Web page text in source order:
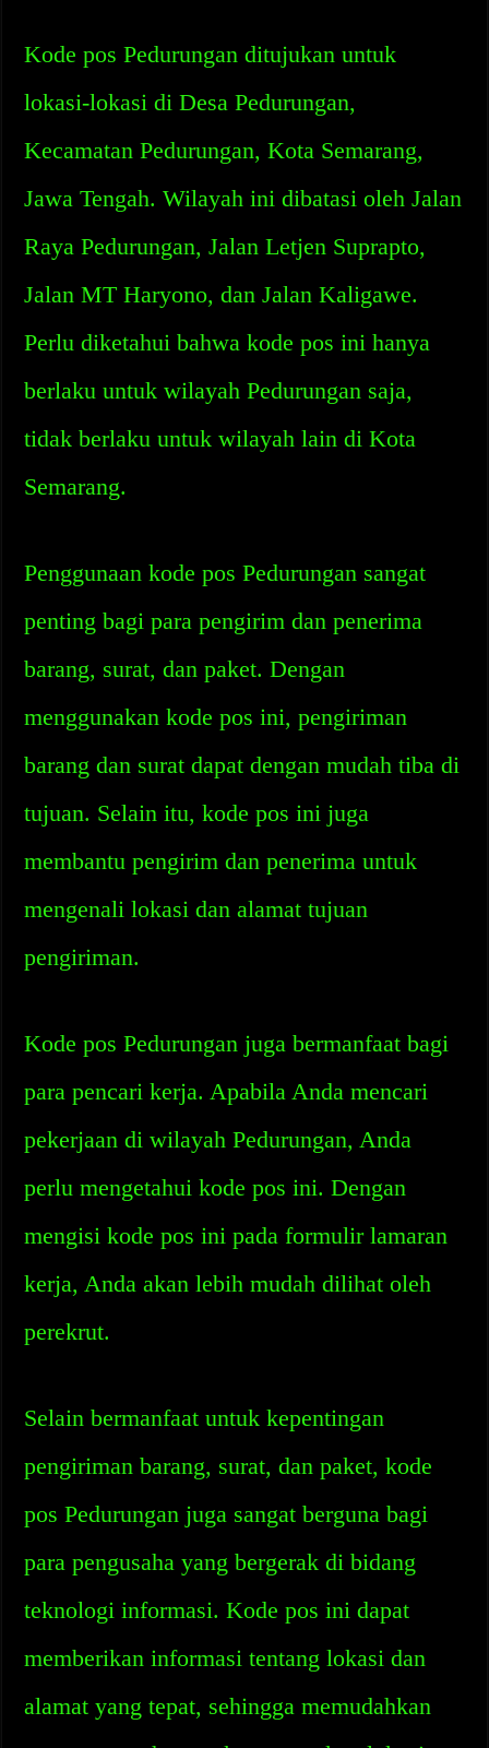
Kode pos Pedurungan ditujukan untuk
lokasi-lokasi di Desa Pedurungan,
Kecamatan Pedurungan, Kota Semarang,
Jawa Tengah. Wilayah ini dibatasi oleh Jalan
Raya Pedurungan, Jalan Letjen Suprapto,
Jalan MT Haryono, dan Jalan Kaligawe.
Perlu diketahui bahwa kode pos ini hanya
berlaku untuk wilayah Pedurungan saja,
tidak berlaku untuk wilayah lain di Kota
Semarang.
Penggunaan kode pos Pedurungan sangat
penting bagi para pengirim dan penerima
barang, surat, dan paket. Dengan
menggunakan kode pos ini, pengiriman
barang dan surat dapat dengan mudah tiba di
tujuan. Selain itu, kode pos ini juga
membantu pengirim dan penerima untuk
mengenali lokasi dan alamat tujuan
pengiriman.
Kode pos Pedurungan juga bermanfaat bagi
para pencari kerja. Apabila Anda mencari
pekerjaan di wilayah Pedurungan, Anda
perlu mengetahui kode pos ini. Dengan
mengisi kode pos ini pada formulir lamaran
kerja, Anda akan lebih mudah dilihat oleh
perekrut.
Selain bermanfaat untuk kepentingan
pengiriman barang, surat, dan paket, kode
pos Pedurungan juga sangat berguna bagi
para pengusaha yang bergerak di bidang
teknologi informasi. Kode pos ini dapat
memberikan informasi tentang lokasi dan
alamat yang tepat, sehingga memudahkan